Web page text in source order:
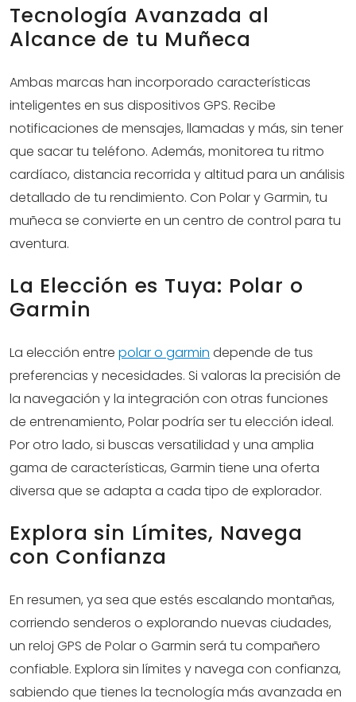
Tecnología Avanzada al
Alcance de tu Muñeca
Ambas marcas han incorporado características
inteligentes en sus dispositivos GPS. Recibe
notificaciones de mensajes, llamadas y más, sin tener
que sacar tu teléfono. Además, monitorea tu ritmo
cardíaco, distancia recorrida y altitud para un análisis
detallado de tu rendimiento. Con Polar y Garmin, tu
muñeca se convierte en un centro de control para tu
aventura.
La Elección es Tuya: Polar o
Garmin
La elección entre polar o garmin depende de tus
preferencias y necesidades. Si valoras la precisión de
la navegación y la integración con otras funciones
de entrenamiento, Polar podría ser tu elección ideal.
Por otro lado, si buscas versatilidad y una amplia
gama de características, Garmin tiene una oferta
diversa que se adapta a cada tipo de explorador.
Explora sin Límites, Navega
con Confianza
En resumen, ya sea que estés escalando montañas,
corriendo senderos o explorando nuevas ciudades,
un reloj GPS de Polar o Garmin será tu compañero
confiable. Explora sin límites y navega con confianza,
sabiendo que tienes la tecnología más avanzada en